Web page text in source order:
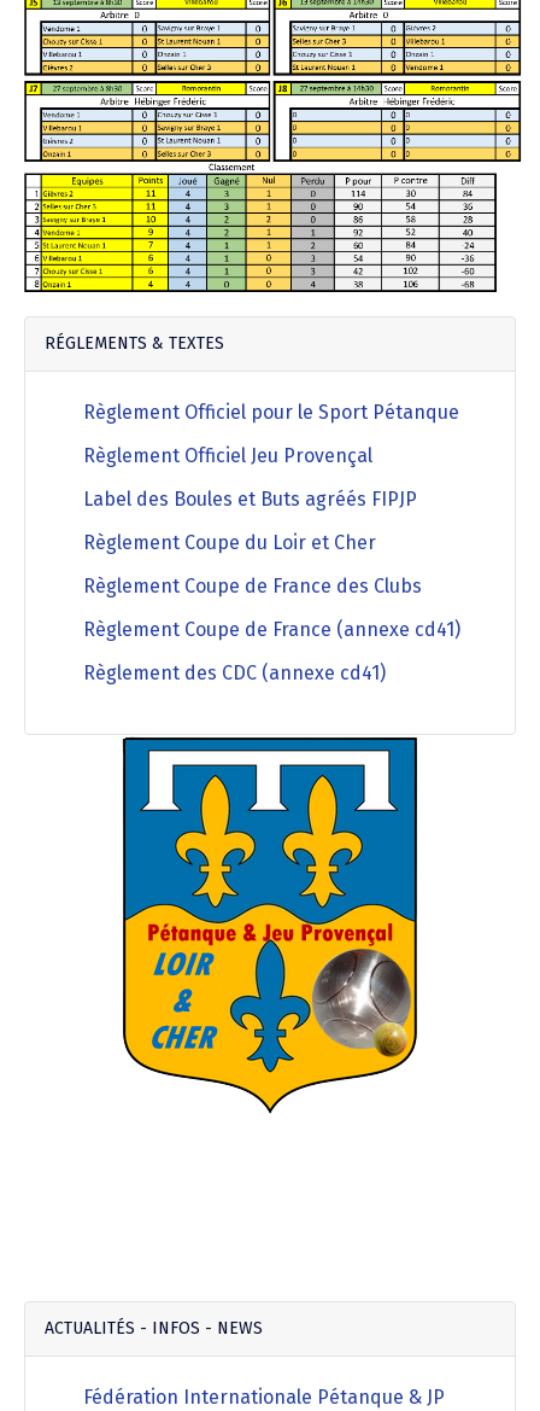
RÉGLEMENTS & TEXTES
Règlement Officiel pour le Sport Pétanque
Règlement Officiel Jeu Provençal
Label des Boules et Buts agréés FIPJP
Règlement Coupe du Loir et Cher
Règlement Coupe de France des Clubs
Règlement Coupe de France (annexe cd41)
Règlement des CDC (annexe cd41)
ACTUALITÉS - INFOS - NEWS
Fédération Internationale Pétanque & JP
Agenda Concours Vétérans
Régionaux & Championnats de France
Résultats & Classement Division 4 B
Résultats & Classement Division 5 A
Championnat Triplettes Mixtes
Championnat Triplettes Vétérans
Palmarès Comité du Loir & Cher
Championnat Individuel Féminin
Championnat Individuel Masculin